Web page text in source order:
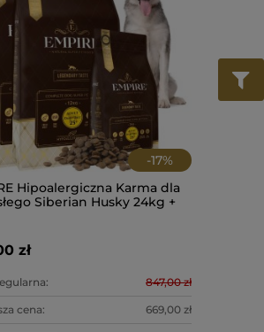
-17%
Hipoalergiczna Karma dla
Siberian Husky 24kg +
zł
847,00 zł
cena: 669,00 zł